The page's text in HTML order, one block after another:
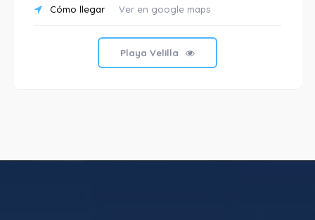
Cómo llegar Ver en google maps
Playa Velilla